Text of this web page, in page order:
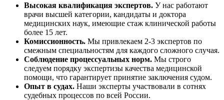
Высокая квалификация экспертов. У нас работают
врачи высшей категории, кандидаты и доктора
медицинских наук, имеющие стаж клинической работы
более 15 лет.
Комиссионность. Мы привлекаем 2-3 экспертов по
смежным специальностям для каждого сложного случая.
Соблюдение процессуальных норм. Мы строго
следуем порядку экспертизы качества медицинской
помощи, что гарантирует принятие заключения судом.
Опыт в судах. Наши эксперты участвовали в сотнях
судебных процессов по всей России.